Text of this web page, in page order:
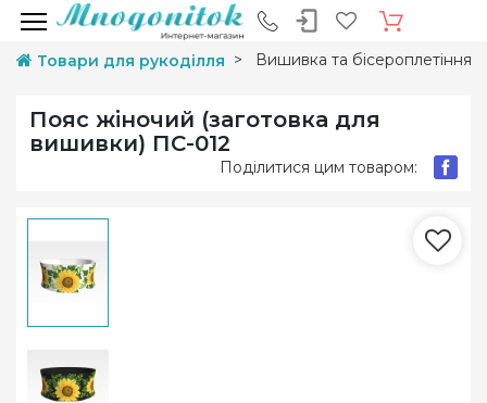
Товари для рукоділля Вишивка та бісероплетіння
Пояс жіночий (заготовка для
вишивки) ПС-012
Поділитися цим товаром: